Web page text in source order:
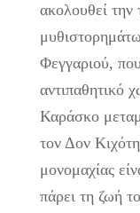
ακολουθεί την
Φεγγαριού,
αντιπαθητικό
Καράσκο
τον Δον
μονομαχίας
πάρει τη ζωή